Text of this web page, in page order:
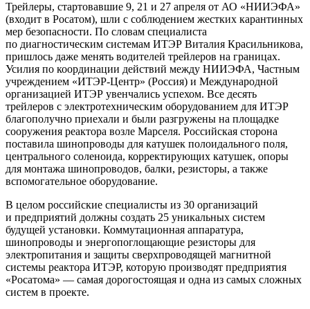
Трейлеры, стартовавшие 9, 21 и 27 апреля от АО «НИИЭФА»
(входит в Росатом), шли с соблюдением жестких карантинных
мер безопасности. По словам специалиста
по диагностическим системам ИТЭР Виталия Красильникова,
пришлось даже менять водителей трейлеров на границах.
Усилия по координации действий между НИИЭФА, Частным
учреждением «ИТЭР-Центр» (Россия) и Международной
организацией ИТЭР увенчались успехом. Все десять
трейлеров с электротехническим оборудованием для ИТЭР
благополучно приехали и были разгружены на площадке
сооружения реактора возле Марселя. Российская сторона
поставила шинопроводы для катушек полоидального поля,
центрального соленоида, корректирующих катушек, опоры
для монтажа шинопроводов, балки, резисторы, а также
вспомогательное оборудование.
В целом российские специалисты из 30 организаций
и предприятий должны создать 25 уникальных систем
будущей установки. Коммутационная аппаратура,
шинопроводы и энергопоглощающие резисторы для
электропитания и защиты сверхпроводящей магнитной
системы реактора ИТЭР, которую производят предприятия
«Росатома» — ​самая дорогостоящая и одна из самых сложных
систем в проекте.